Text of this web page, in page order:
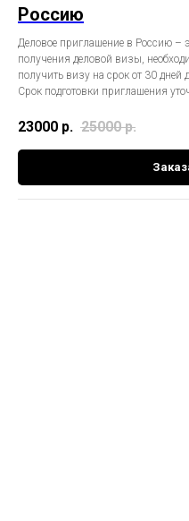
Россию
Деловое приглашение в Россию –
получения деловой визы,
получить визу на срок от 30 дней
Срок подготовки приглашения
23000 р. 25000 р.